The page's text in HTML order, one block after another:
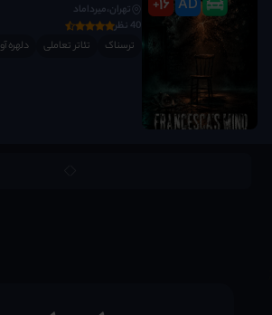
AD
+
تهران،میرداماد
40 نظر
ترسناک
تئاتر تعاملی دلهره